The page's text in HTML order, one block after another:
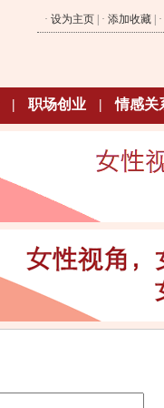
· 设为主页 | · 添加收藏 | ·
| 职场创业 | 情感关